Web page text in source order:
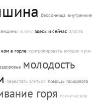
бессонница внутренние
жизнь здесь и сейчас злость
ком в горле контролировать эмоции крик
молодость
перестать злиться помощь психолога
горя психическое